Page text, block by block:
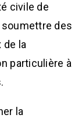
civile de
des
la
particulière à
la